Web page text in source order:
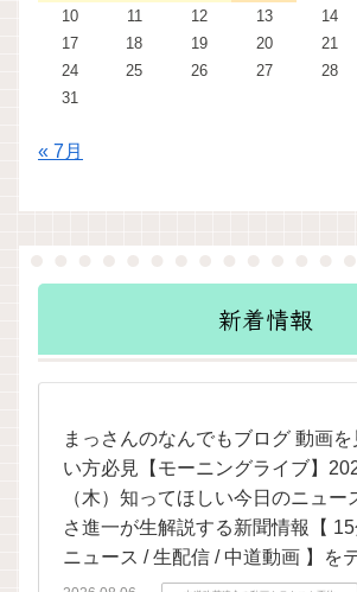
10
11 12 13 14
17
18 19 20 21
24
25 26 27 28
31
« 7月
新着情報
まっさんのなんでもブログ 動画
い方必見【モーニングライブ】
（木）知ってほしい今日のニュー
さ進一が生解説する新聞情報【
ニュース / 生配信 / 中道動画 】を